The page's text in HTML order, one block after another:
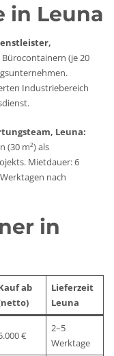
in Leuna
(je 20
Industriebereich
Leuna:
(30 m²) als
Mietdauer: 6
nach
in
ab
Lieferzeit
Leuna
€
2–5
Werktage